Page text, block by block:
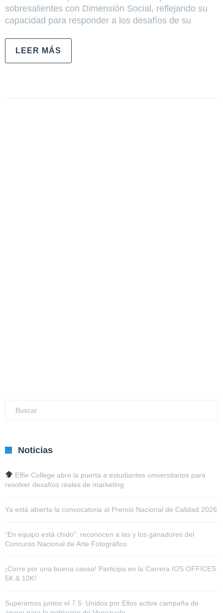
sobresalientes con Dimensión Social, reflejando su
capacidad para responder a los desafíos de su
LEER MÁS
Noticias
Effie College abre la puerta a estudiantes universitarios para
resolver desafíos reales de marketing
Ya está abierta la convocatoria al Premio Nacional de Calidad 2026
“En equipo está chido”: reconocen a las y los ganadores del
Concurso Nacional de Arte Fotográfico
¡Corre por una buena causa! Participa en la Carrera IOS OFFICES
5K & 10K!
Superemos juntos el 7.5: Unidos por Ellos activa campaña de